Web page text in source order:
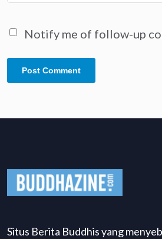
Notify me of follow-up
Situs Berita Buddhis yang